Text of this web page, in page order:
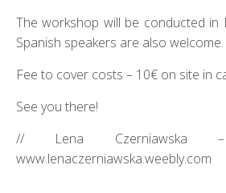
The workshop will be conducted in
Spanish speakers are also welcome.
Fee to cover costs – 10€ on site in
See you there!
// Lena Czerniawska
www.lenaczerniawska.weebly.com